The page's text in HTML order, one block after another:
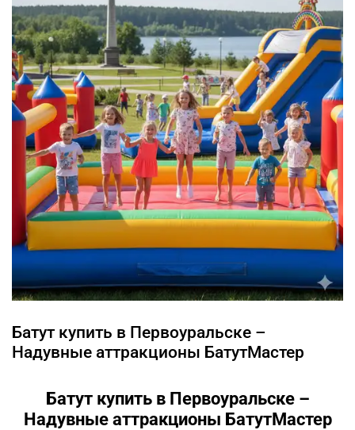
Батут купить в Первоуральске –
Надувные аттракционы БатутМастер
Батут купить в Первоуральске –
Надувные аттракционы БатутМастер